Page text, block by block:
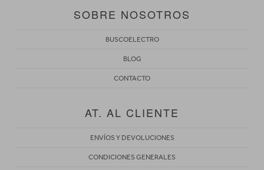
SOBRE NOSOTROS
BUSCOELECTRO
BLOG
CONTACTO
AT. AL CLIENTE
ENVÍOS Y DEVOLUCIONES
CONDICIONES GENERALES